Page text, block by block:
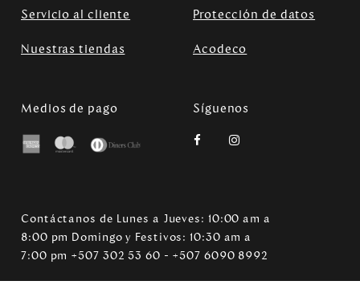
Servicio al cliente Protección de datos
Nuestras tiendas Acodeco
Medios de pago Síguenos
Contáctanos de Lunes a Jueves: 10:00 am a
8:00 pm Domingo y Festivos: 10:30 am a
7:00 pm +507 302 53 60 - +507 6090 8992